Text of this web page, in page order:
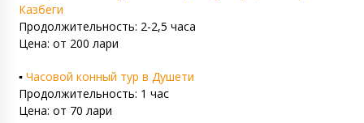
Казбеги
Продолжительность: 2-2,5 часа
Цена: от 200 лари
▪️ Часовой конный тур в Душети
Продолжительность: 1 час
Цена: от 70 лари